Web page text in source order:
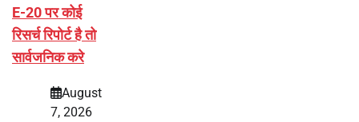
E-20 पर कोई
रिसर्च रिपोर्ट है तो
सार्वजनिक करे
August
7, 2026